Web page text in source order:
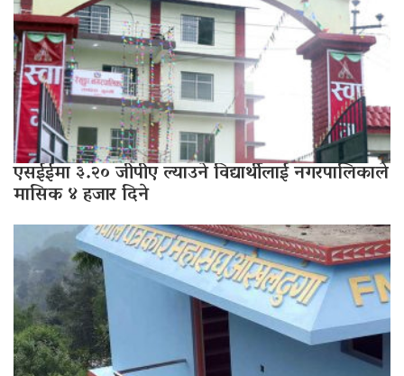
एसईईमा ३.२० जीपीए ल्याउने विद्यार्थीलाई नगरपालिकाले
मासिक ४ हजार दिने